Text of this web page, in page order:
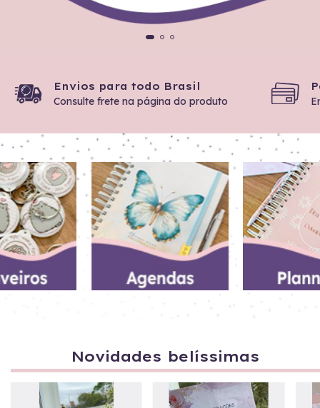
Envios para todo Brasil
Consulte frete na página do produto
Novidades belíssimas